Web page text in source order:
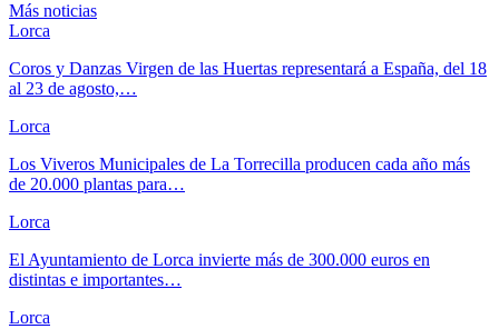
Más noticias
Lorca
Coros y Danzas Virgen de las Huertas representará a España, del 18
al 23 de agosto,…
Lorca
Los Viveros Municipales de La Torrecilla producen cada año más
de 20.000 plantas para…
Lorca
El Ayuntamiento de Lorca invierte más de 300.000 euros en
distintas e importantes…
Lorca